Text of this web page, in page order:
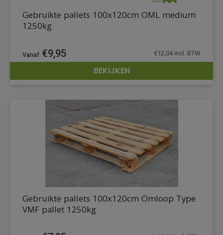
DETAILS
Gebruikte pallets 100x120cm OML medium
1250kg
€9,95 €12,04 incl. BTW
BEKIJKEN
Gebruikte pallets 100x120cm Omloop Type
VMF pallet 1250kg